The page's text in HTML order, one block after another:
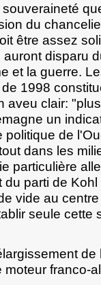
du
être assez
disparu
et la guerre.
1998
aveu clair:
un
de
dans les
particulière
parti de
vide au
seule cette
franco-